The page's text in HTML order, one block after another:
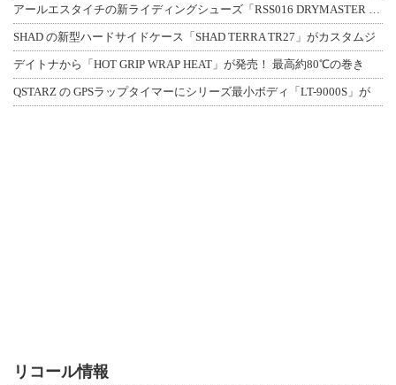
アールエスタイチの新ライディングシューズ「RSS016 DRYMASTER スト
SHAD の新型ハードサイドケース「SHAD TERRA TR27」がカスタムジ
デイトナから「HOT GRIP WRAP HEAT」が発売！ 最高約80℃の巻き
QSTARZ の GPSラップタイマーにシリーズ最小ボディ「LT-9000S」が
リコール情報